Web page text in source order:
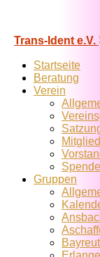
Trans-Ident e.V.
Startseite
Beratung
Verein
Gruppen